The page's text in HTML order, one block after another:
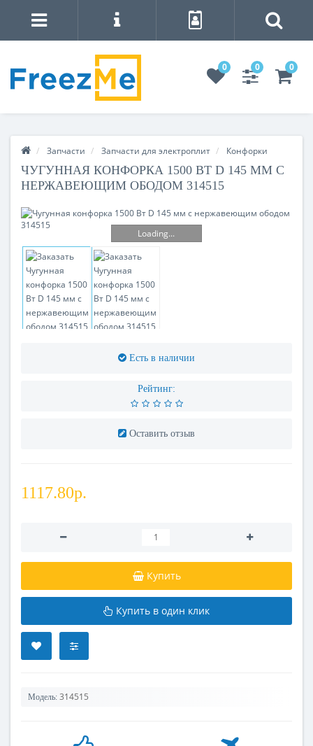
0 0 0
Запчасти Запчасти для электроплит Конфорки
ЧУГУННАЯ КОНФОРКА 1500 ВТ D 145 ММ С
НЕРЖАВЕЮЩИМ ОБОДОМ 314515
Loading...
Есть в наличии
Рейтинг:
Оставить отзыв
1117.80р.
Купить
Купить в один клик
Модель: 314515